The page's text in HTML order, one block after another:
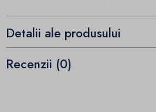
Detalii ale produsului
Recenzii (0)